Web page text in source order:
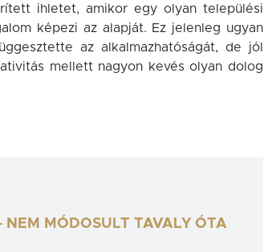
ihletet, amikor egy olyan települési
képezi az alapját. Ez jelenleg ugyan
az alkalmazhatóságát, de jól
mellett nagyon kevés olyan dolog
MÓDOSULT TAVALY ÓTA